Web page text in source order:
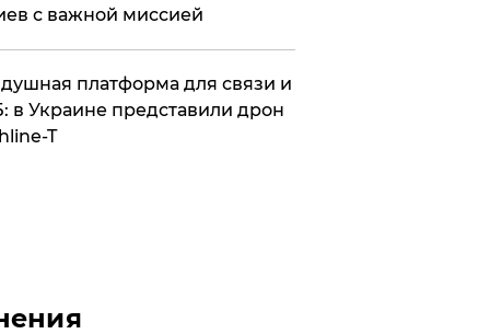
с важной миссией
платформа для связи и
в Украине представили дрон
T